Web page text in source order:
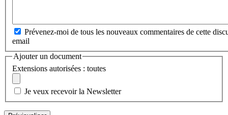
Prévenez-moi de tous les nouveaux commentaires de cette
email
Ajouter un document
Extensions autorisées : toutes
Je veux recevoir la Newsletter